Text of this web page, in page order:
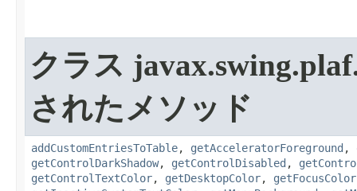
クラス
されたメソッド
addCustomEntriesToTable, getAcceleratorForeground ,
getControlDarkShadow, getControlDisabled ,
getControlTextColor, getDesktopColor, getFocusColor